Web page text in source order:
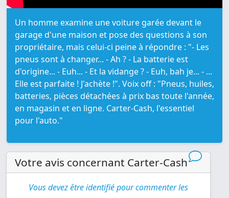
Un homme examine une voiture garée devant le
garage d'une maison et pose des questions à son
propriétaire, mais celui-ci peine à répondre : "- Les
pneus sont à changer... - Ah ? - La batterie est
d'origine... - Euh... - Et la vidange ? - Euh, bah je... - ...
Elle est parfaite ! J'achète !". Voix off : "Pneus, huiles,
batteries, pièces détachées à prix bas toute l'année,
en magasin et en ligne. Carter-Cash, l'essentiel
pour l'auto."
Votre avis concernant Carter-Cash
Vous devez être identifié pour commenter les